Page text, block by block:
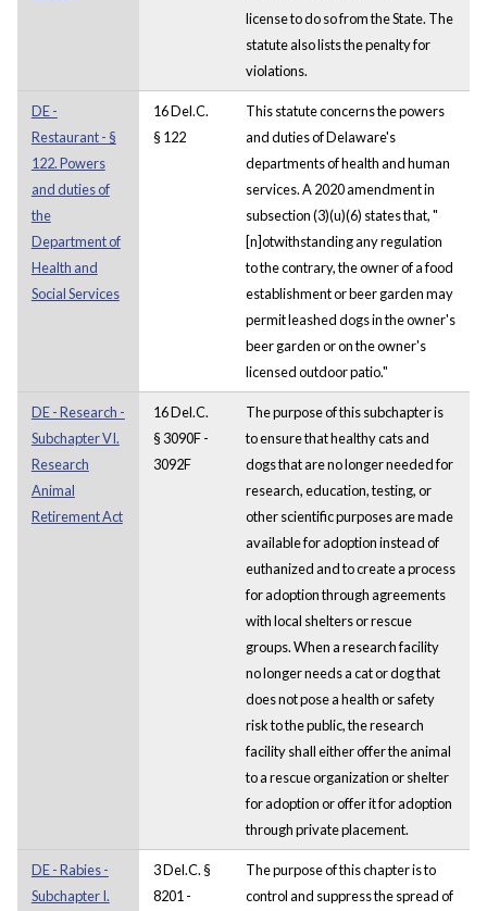
license to do so from the State. The
statute also lists the penalty for
violations.
DE -
Restaurant - §
122. Powers
and duties of
the
Department of
Health and
Social Services
16 Del.C.
§ 122
This statute concerns the powers
and duties of Delaware's
departments of health and human
services. A 2020 amendment in
subsection (3)(u)(6) states that, "
[n]otwithstanding any regulation
to the contrary, the owner of a food
establishment or beer garden may
permit leashed dogs in the owner's
beer garden or on the owner's
licensed outdoor patio."
DE - Research -
Subchapter VI.
Research
Animal
Retirement Act
16 Del.C.
§ 3090F -
3092F
The purpose of this subchapter is
to ensure that healthy cats and
dogs that are no longer needed for
research, education, testing, or
other scientific purposes are made
available for adoption instead of
euthanized and to create a process
for adoption through agreements
with local shelters or rescue
groups. When a research facility
no longer needs a cat or dog that
does not pose a health or safety
risk to the public, the research
facility shall either offer the animal
to a rescue organization or shelter
for adoption or offer it for adoption
through private placement.
DE - Rabies -
Subchapter I.
3 Del.C. §
8201 -
The purpose of this chapter is to
control and suppress the spread of